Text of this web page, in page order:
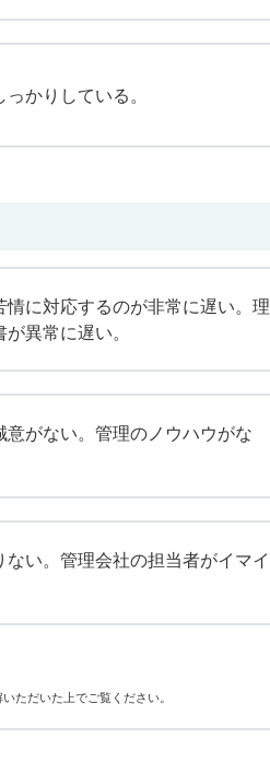
かりしている。
情に対応するのが非常に遅い。理
異常に遅い。
意がない。管理のノウハウがな
ない。管理会社の担当者がイマイ
ただいた上でご覧ください。